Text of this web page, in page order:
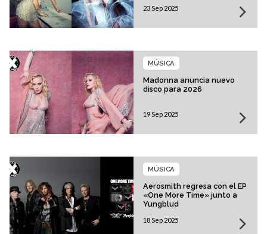
23 Sep 2025
Madonna anuncia nuevo
disco para 2026
MÚSICA
19 Sep 2025
Aerosmith regresa con el EP
«One More Time» junto a
Yungblud
MÚSICA
18 Sep 2025